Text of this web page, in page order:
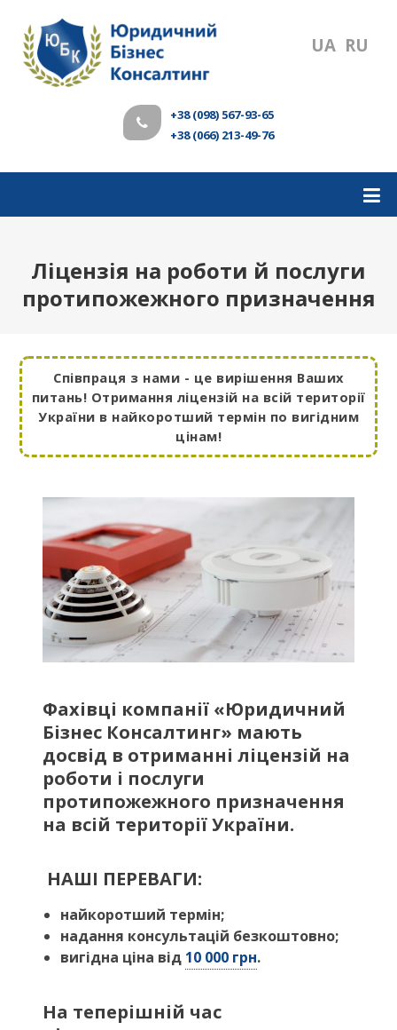
UA RU
+38 (098) 567-93-65
+38 (066) 213-49-76
Ліцензія на роботи й послуги
протипожежного призначення
Співпраця з нами - це вирішення Ваших
питань! Отримання ліцензій на всій території
України в найкоротший термін по вигідним
цінам!
Фахівці компанії «Юридичний
Бізнес Консалтинг» мають
досвід в отриманні ліцензій на
роботи і послуги
протипожежного призначення
на всій території України.
НАШІ ПЕРЕВАГИ:
найкоротший термін;
надання консультацій безкоштовно;
вигідна ціна від 10 000 грн.
На теперішній час